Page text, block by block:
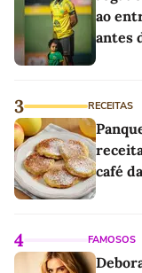
ao
antes
3 RECEITAS
café
4 FAMOSOS